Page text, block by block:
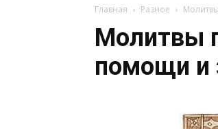
Молитв
Главная Разное
Молитвы
помощи и